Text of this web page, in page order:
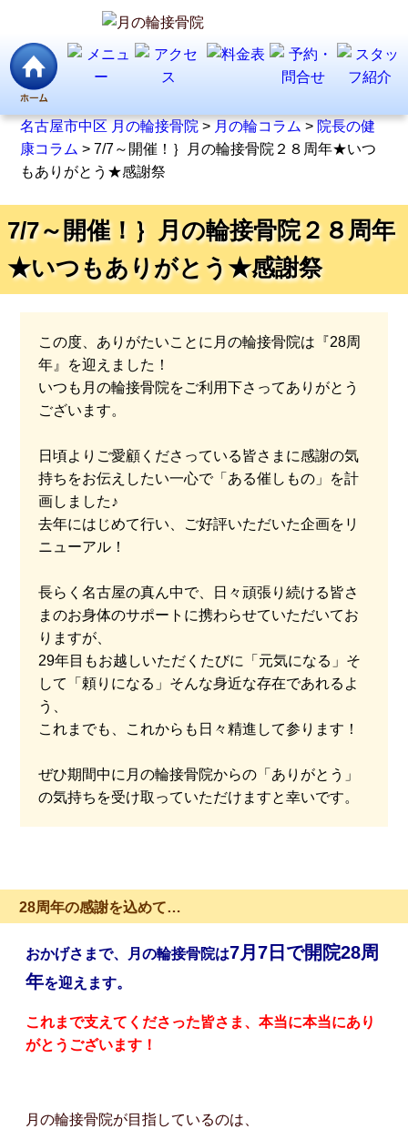
名古屋市中区 月の輪接骨院 > 月の輪コラム > 院長の健
康コラム >7/7～開催！｝月の輪接骨院２８周年★いつ
もありがとう★感謝祭
7/7～開催！｝月の輪接骨院２８周年
★いつもありがとう★感謝祭
この度、ありがたいことに月の輪接骨院は『28周
年』を迎えました！
いつも月の輪接骨院をご利用下さってありがとう
ございます。
日頃よりご愛顧くださっている皆さまに感謝の気
持ちをお伝えしたい一心で「ある催しもの」を計
画しました♪
去年にはじめて行い、ご好評いただいた企画をリ
ニューアル！
長らく名古屋の真ん中で、日々頑張り続ける皆さ
まのお身体のサポートに携わらせていただいてお
りますが、
29年目もお越しいただくたびに「元気になる」そ
して「頼りになる」そんな身近な存在であれるよ
う、
これまでも、これからも日々精進して参ります！
ぜひ期間中に月の輪接骨院からの「ありがとう」
の気持ちを受け取っていただけますと幸いです。
28周年の感謝を込めて…
おかげさまで、月の輪接骨院は7月7日で開院28周
年を迎えます。
これまで支えてくださった皆さま、 本当に本当にあり
がとうございます！
月の輪接骨院が目指しているのは、